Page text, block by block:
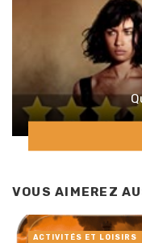
VOUS AIMEREZ
ACTIVITÉS ET LOISIRS